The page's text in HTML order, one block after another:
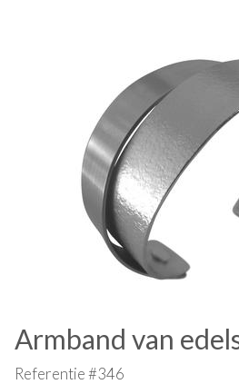
Armband van
Referentie #346